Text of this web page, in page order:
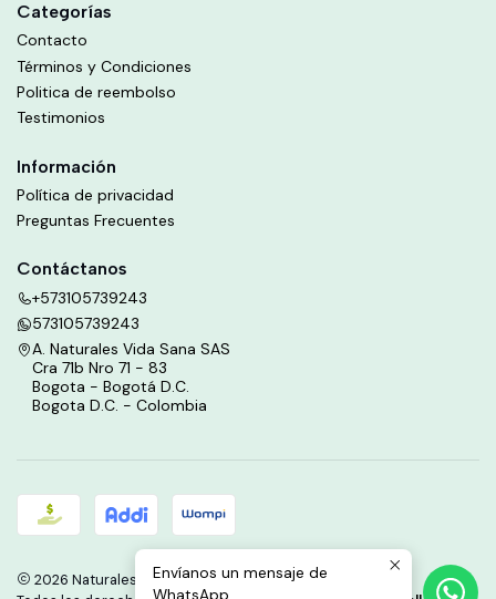
Categorías
Contacto
Términos y Condiciones
Politica de reembolso
Testimonios
Información
Política de privacidad
Preguntas Frecuentes
Contáctanos
+573105739243
573105739243
A. Naturales Vida Sana SAS
Cra 71b Nro 71 - 83
Bogota - Bogotá D.C.
Bogota D.C. - Colombia
2026 Naturales Vida Sana.Envíanos un mensaje de
WhatsApp